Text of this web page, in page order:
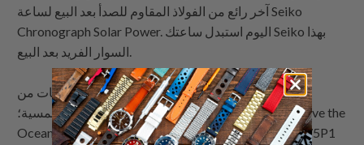
آخر رائع من الفولاذ المقاوم للصدأ بعد البيع لساعة Seiko
Chronograph Solar Power. اليوم استبدل ساعتك Seiko بهذا
السوار الفريد بعد البيع.
عرض أساور الساعات من Strapcode : Seiko SSC015P1
كرونوغراف بالطاقة الشمسية؛ Seiko Watch Prospex Save the
Ocean إصدار خاص كرونوغراف بالطاقة الشمسية SSC675P1